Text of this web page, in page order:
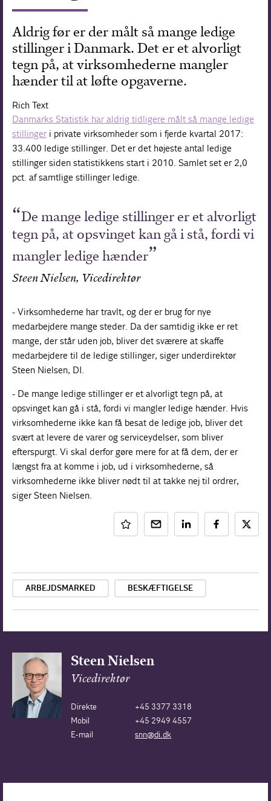
Aldrig før er der målt så mange ledige
stillinger i Danmark. Det er et alvorligt
tegn på, at virksomhederne mangler
hænder til at løfte opgaverne.
Rich Text
Danmarks Statistik har aldrig tidligere målt så mange ledige
stillingeri private virksomheder som i fjerde kvartal 2017:
33.400 ledige stillinger. Det er det højeste antal ledige
stillinger siden statistikkens start i 2010. Samlet set er 2,0
pct. af samtlige stillinger ledige.
De mange ledige stillinger er et alvorligt
tegn på, at opsvinget kan gå i stå, fordi vi
mangler ledige hænder
Steen Nielsen, Vicedirektør
- Virksomhederne har travlt, og der er brug for nye
medarbejdere mange steder. Da der samtidig ikke er ret
mange, der står uden job, bliver det sværere at skaffe
medarbejdere til de ledige stillinger, siger underdirektør
Steen Nielsen, DI.
- De mange ledige stillinger er et alvorligt tegn på, at
opsvinget kan gå i stå, fordi vi mangler ledige hænder. Hvis
virksomhederne ikke kan få besat de ledige job, bliver det
svært at levere de varer og serviceydelser, som bliver
efterspurgt. Vi skal derfor gøre mere for at få dem, der er
længst fra at komme i job, ud i virksomhederne, så
virksomhederne ikke bliver nødt til at takke nej til ordrer,
siger Steen Nielsen.
ARBEJDSMARKED BESKÆFTIGELSE
Steen Nielsen
Vicedirektør
Direkte
+45 3377 3318
Mobil
+45 2949 4557
E-mail
snn@di.dk